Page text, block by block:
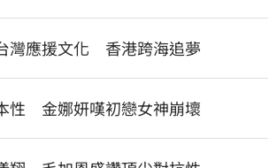
灣應援文化 香港跨海追夢
性 金娜妍嘆初戀女神崩壞